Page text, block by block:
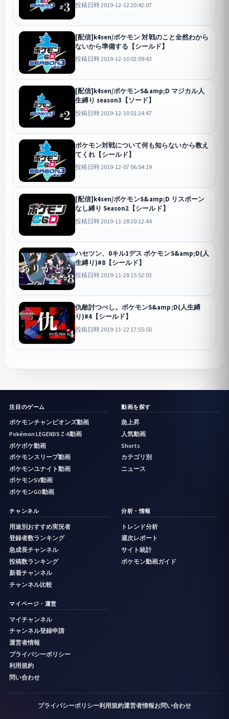
投稿日時 2019-12-12 20:42:07
[配信]k4sen/ポケモン 対戦のこと全然わから
ないから準備する【シールド】
投稿日時 2019-12-10 02:09:43
[配信]k4sen/ポケモンS&amp;D マジカル人
生縛り season3【ソード】
投稿日時 2019-12-10 01:24:47
ポケモン対戦について何も知らないから教え
てくれ【シールド】
投稿日時 2019-12-07 06:54:19
[配信]k4sen/ポケモンS&amp;D リスポーン
なし縛り Season2【シールド】
投稿日時 2019-11-28 20:12:44
ハセツン、0キル1デス ポケモンS&amp;D(人
生縛り)#8【シールド】
投稿日時 2019-11-28 15:52:03
仇敵討つべし。ポケモンS&amp;D(人生縛
り)#4【シールド】
投稿日時 2019-11-22 17:55:50
注目のゲーム
ポケモンチャンピオンズ動画
Pokémon LEGENDS Z-A動画
ポケポケ動画
ポケモンスリープ動画
ポケモンユナイト動画
ポケモンSV動画
ポケモンGO動画
動画を探す
急上昇
人気動画
Shorts
カテゴリ別
ニュース
チャンネル
用途別おすすめ実況者
登録者数ランキング
急成長チャンネル
投稿数ランキング
新着チャンネル
チャンネル比較
分析・情報
トレンド分析
週次レポート
サイト統計
ポケモン動画ガイド
マイページ・運営
マイチャンネル
チャンネル登録申請
運営者情報
プライバシーポリシー
利用規約
問い合わせ
プライバシーポリシー利用規約運営者情報お問い合わせ